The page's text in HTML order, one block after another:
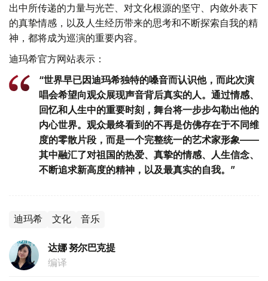
出中所传递的力量与光芒、对文化根源的坚守、内敛外表下
的真挚情感，以及人生经历带来的思考和不断探索自我的精
神，都将成为巡演的重要内容。
迪玛希官方网站表示：
“世界早已因迪玛希独特的嗓音而认识他，而此次演
唱会希望向观众展现声音背后真实的人。通过情感、
回忆和人生中的重要时刻，舞台将一步步勾勒出他的
内心世界。观众最终看到的不再是仿佛存在于不同维
度的零散片段，而是一个完整统一的艺术家形象——
其中融汇了对祖国的热爱、真挚的情感、人生信念、
不断追求新高度的精神，以及最真实的自我。”
迪玛希 文化 音乐
达娜 努尔巴克提
编译